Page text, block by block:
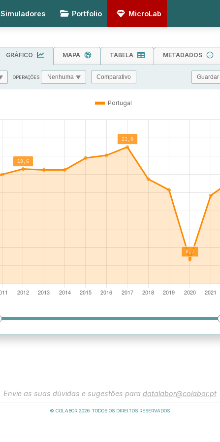
Simuladores Portfolio MicroLab
GRÁFICO MAPA TABELA METADADOS
OPERAÇÕES Comparativo Guardar
Portugal
Envie as suas dúvidas e sugestões para datalabor@colabor.pt
© COLABOR 2026 TODOS OS DIREITOS RESERVADOS